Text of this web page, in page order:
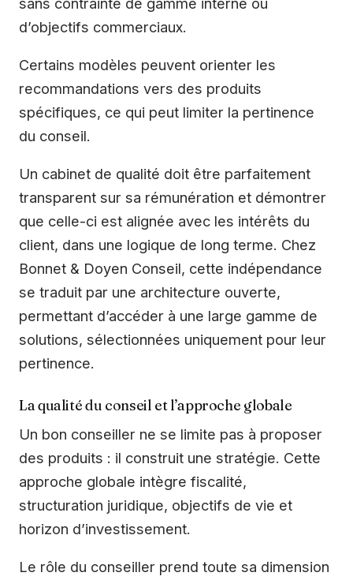
d’objectifs commerciaux.
Certains modèles peuvent orienter les
recommandations vers des produits
spécifiques, ce qui peut limiter la pertinence
du conseil.
Un cabinet de qualité doit être parfaitement
transparent sur sa rémunération et démontrer
que celle-ci est alignée avec les intérêts du
client, dans une logique de long terme. Chez
Bonnet & Doyen Conseil, cette indépendance
se traduit par une architecture ouverte,
permettant d’accéder à une large gamme de
solutions, sélectionnées uniquement pour leur
pertinence.
La qualité du conseil et l’approche globale
Un bon conseiller ne se limite pas à proposer
des produits : il construit une stratégie. Cette
approche globale intègre fiscalité,
structuration juridique, objectifs de vie et
horizon d’investissement.
Le rôle du conseiller prend toute sa dimension